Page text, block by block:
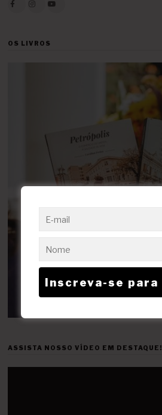
OS LIVROS
ASSISTA NOSSO VÍDEO EM DESTAQUE!